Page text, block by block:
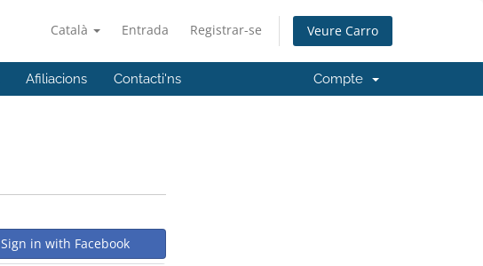
Català Entrada Registrar-se Veure Carro
Afiliacions Contacti'ns Compte
Sign in with Facebook